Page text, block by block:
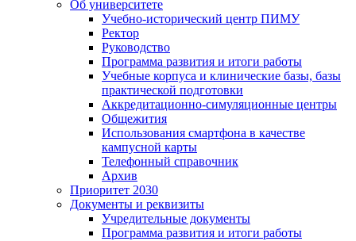
Об университете
Учебно-исторический центр ПИМУ
Ректор
Руководство
Программа развития и итоги работы
Учебные корпуса и клинические базы, базы
практической подготовки
Аккредитационно-симуляционные центры
Общежития
Использования смартфона в качестве
кампусной карты
Телефонный справочник
Архив
Приоритет 2030
Документы и реквизиты
Учредительные документы
Программа развития и итоги работы